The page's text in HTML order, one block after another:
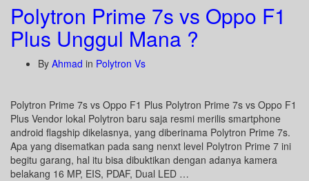
Polytron Prime 7s vs Oppo F1
Plus Unggul Mana ?
By Ahmad in Polytron Vs
Polytron Prime 7s vs Oppo F1 Plus Polytron Prime 7s vs Oppo F1
Plus Vendor lokal Polytron baru saja resmi merilis smartphone
android flagship dikelasnya, yang diberinama Polytron Prime 7s.
Apa yang disematkan pada sang nenxt level Polytron Prime 7 ini
begitu garang, hal itu bisa dibuktikan dengan adanya kamera
belakang 16 MP, EIS, PDAF, Dual LED …